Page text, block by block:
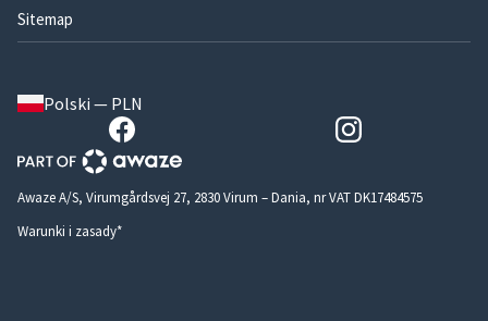
Sitemap
Polski — PLN
Awaze A/S, Virumgårdsvej 27, 2830 Virum – Dania, nr VAT DK17484575
Warunki i zasady*